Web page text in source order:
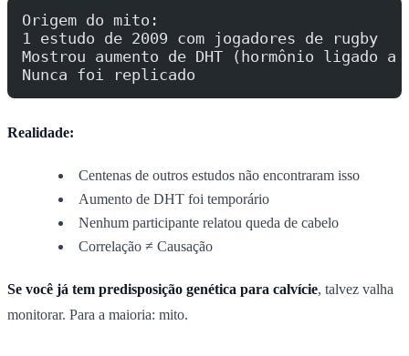
Origem do mito:
1 estudo de 2009 com jogadores de rugby
Mostrou aumento de DHT (hormônio ligado
Nunca foi replicado
Realidade:
Centenas de outros estudos não encontraram isso
Aumento de DHT foi temporário
Nenhum participante relatou queda de cabelo
Correlação ≠ Causação
Se você já tem predisposição genética para calvície, talvez valha
monitorar. Para a maioria: mito.